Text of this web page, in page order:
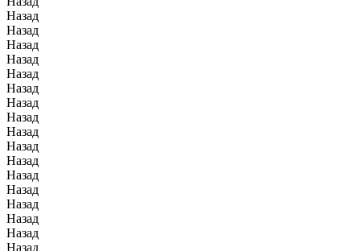
Назад
Назад
Назад
Назад
Назад
Назад
Назад
Назад
Назад
Назад
Назад
Назад
Назад
Назад
Назад
Назад
Назад